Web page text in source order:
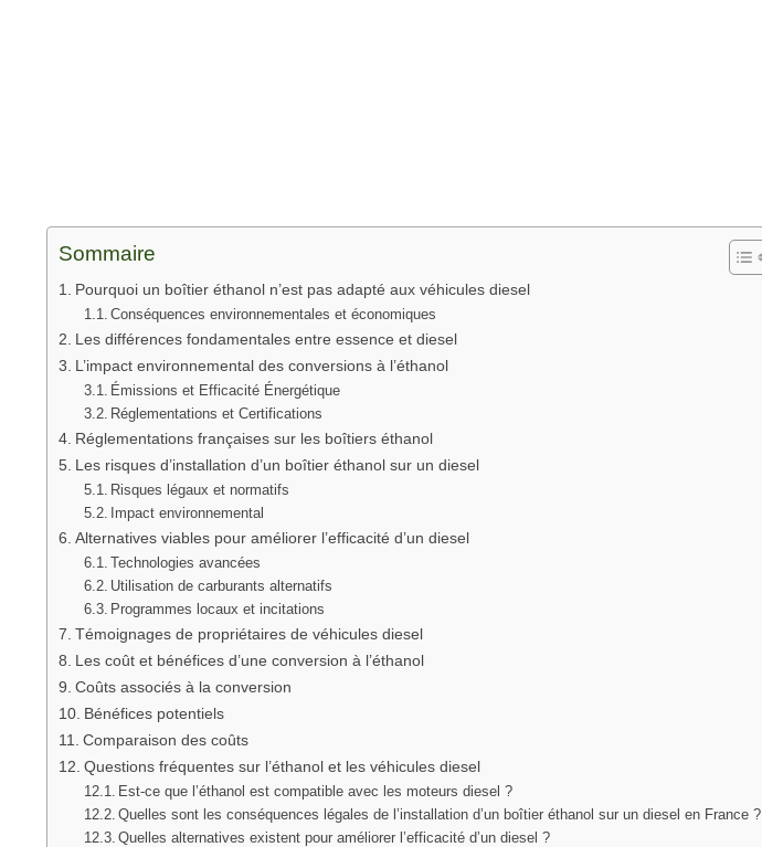
Sommaire
Pourquoi un boîtier éthanol n’est pas adapté aux véhicules diesel
Conséquences environnementales et économiques
Les différences fondamentales entre essence et diesel
L’impact environnemental des conversions à l’éthanol
Émissions et Efficacité Énergétique
Réglementations et Certifications
Réglementations françaises sur les boîtiers éthanol
Les risques d’installation d’un boîtier éthanol sur un diesel
Risques légaux et normatifs
Impact environnemental
Alternatives viables pour améliorer l’efficacité d’un diesel
Technologies avancées
Utilisation de carburants alternatifs
Programmes locaux et incitations
Témoignages de propriétaires de véhicules diesel
Les coût et bénéfices d’une conversion à l’éthanol
Coûts associés à la conversion
Bénéfices potentiels
Comparaison des coûts
Questions fréquentes sur l’éthanol et les véhicules diesel
Est-ce que l’éthanol est compatible avec les moteurs diesel ?
Quelles sont les conséquences légales de l’installation d’un boîtier éthanol sur un diesel en France ?
Quelles alternatives existent pour améliorer l’efficacité d’un diesel ?